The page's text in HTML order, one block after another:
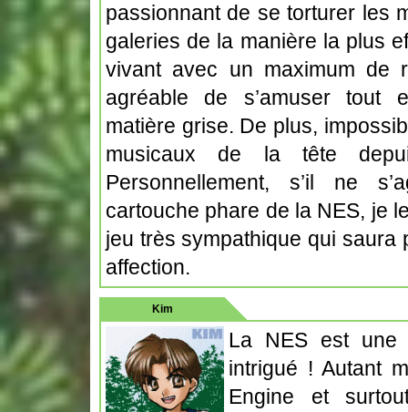
passionnant de se torturer les
galeries de la manière la plus
vivant avec un maximum de
agréable de s’amuser tout
matière grise. De plus,
musicaux de la tête
Personnellement, s’il ne
cartouche phare de la NES, je
jeu très sympathique qui saura
affection.
Kim
La NES est une
intrigué ! Autant
Engine et